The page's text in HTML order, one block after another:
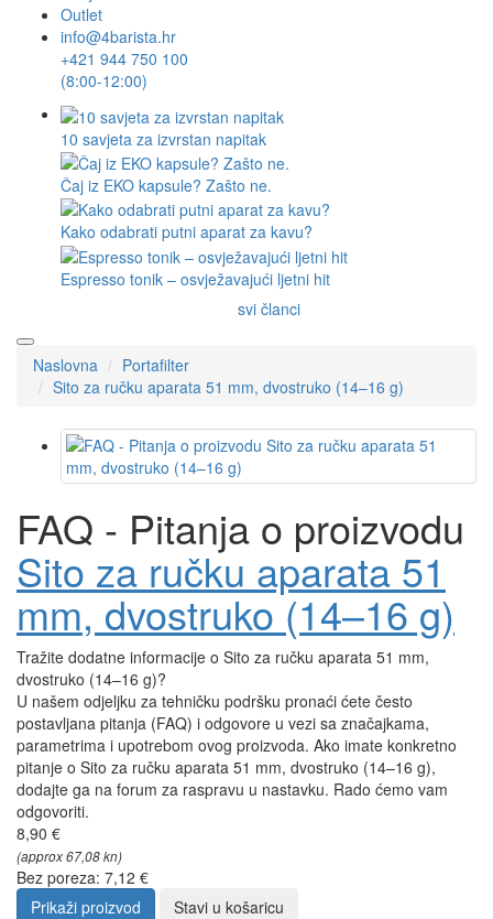
Outlet
info@4barista.hr
+421 944 750 100
(8:00-12:00)
10 savjeta za izvrstan napitak
Čaj iz EKO kapsule? Zašto ne.
Kako odabrati putni aparat za kavu?
Espresso tonik – osvježavajući ljetni hit
svi članci
Naslovna
Portafilter
Sito za ručku aparata 51 mm, dvostruko (14–16 g)
FAQ - Pitanja o proizvodu
Sito za ručku aparata 51
mm, dvostruko (14–16 g)
Tražite dodatne informacije o Sito za ručku aparata 51 mm,
dvostruko (14–16 g)?
U našem odjeljku za tehničku podršku pronaći ćete često
postavljana pitanja (FAQ) i odgovore u vezi sa značajkama,
parametrima i upotrebom ovog proizvoda. Ako imate konkretno
pitanje o Sito za ručku aparata 51 mm, dvostruko (14–16 g),
dodajte ga na forum za raspravu u nastavku. Rado ćemo vam
odgovoriti.
8,90 €
(approx 67,08 kn)
Bez poreza: 7,12 €
Prikaži proizvod
Stavi u košaricu